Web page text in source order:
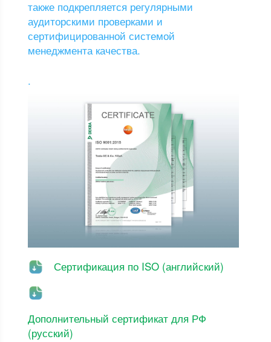
также подкрепляется регулярными
аудиторскими проверками и
сертифицированной системой
менеджмента качества.
.
Сертификация по ISO (английский)
Дополнительный сертификат для РФ
(русский)